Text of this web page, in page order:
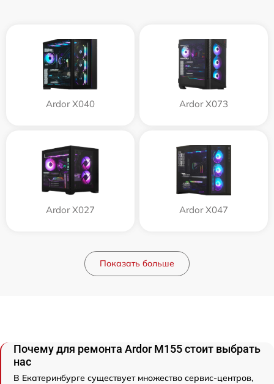
Ardor X040 Ardor X073
Ardor X027 Ardor X047
Показать больше
Почему для ремонта Ardor M155 стоит выбрать
нас
В Екатеринбурге существует множество сервис-центров,